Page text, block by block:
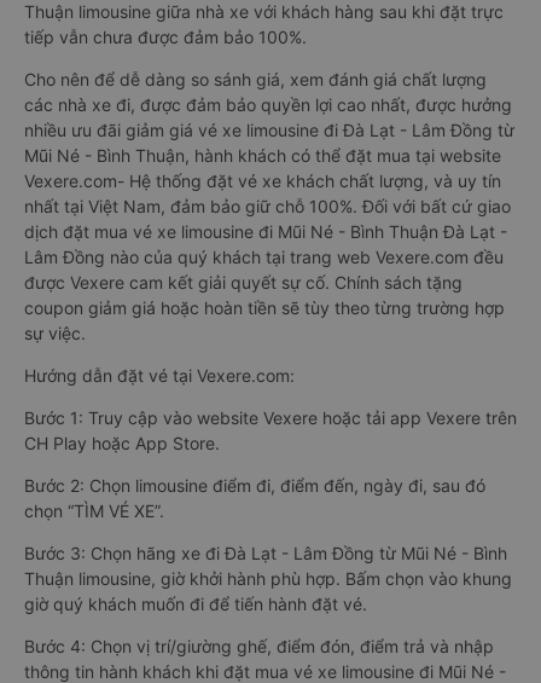
Thuận limousine giữa nhà xe với khách hàng sau khi đặt trực
tiếp vẫn chưa được đảm bảo 100%.
Cho nên để dễ dàng so sánh giá, xem đánh giá chất lượng
các nhà xe đi, được đảm bảo quyền lợi cao nhất, được hưởng
nhiều ưu đãi giảm giá vé xe limousine đi Đà Lạt - Lâm Đồng từ
Mũi Né - Bình Thuận, hành khách có thể đặt mua tại website
Vexere.com- Hệ thống đặt vé xe khách chất lượng, và uy tín
nhất tại Việt Nam, đảm bảo giữ chỗ 100%. Đối với bất cứ giao
dịch đặt mua vé xe limousine đi Mũi Né - Bình Thuận Đà Lạt -
Lâm Đồng nào của quý khách tại trang web Vexere.com đều
được Vexere cam kết giải quyết sự cố. Chính sách tặng
coupon giảm giá hoặc hoàn tiền sẽ tùy theo từng trường hợp
sự việc.
Hướng dẫn đặt vé tại Vexere.com:
Bước 1: Truy cập vào website Vexere hoặc tải app Vexere trên
CH Play hoặc App Store.
Bước 2: Chọn limousine điểm đi, điểm đến, ngày đi, sau đó
chọn “TÌM VÉ XE”.
Bước 3: Chọn hãng xe đi Đà Lạt - Lâm Đồng từ Mũi Né - Bình
Thuận limousine, giờ khởi hành phù hợp. Bấm chọn vào khung
giờ quý khách muốn đi để tiến hành đặt vé.
Bước 4: Chọn vị trí/giường ghế, điểm đón, điểm trả và nhập
thông tin hành khách khi đặt mua vé xe limousine đi Mũi Né -